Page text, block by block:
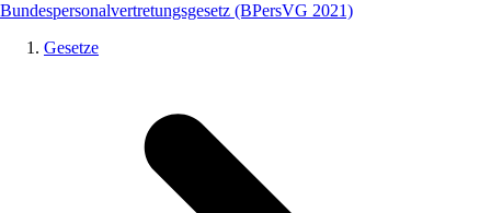
Bundespersonalvertretungsgesetz (BPersVG 2021)
Gesetze